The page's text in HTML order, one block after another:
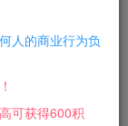
人的商业行为负
可获得600积